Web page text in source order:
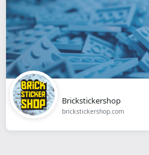
Brickstickershop
brickstickershop.com